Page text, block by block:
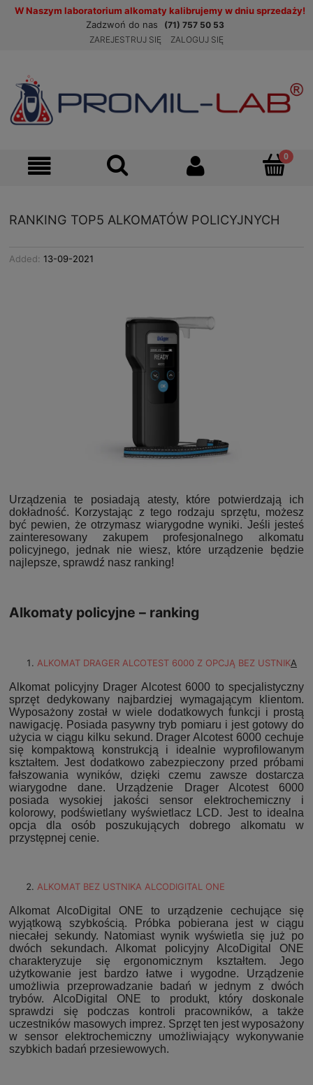
W Naszym laboratorium alkomaty kalibrujemy w dniu sprzedaży!
Zadzwoń do nas
(71) 757 50 53
ZAREJESTRUJ SIĘ
ZALOGUJ SIĘ
RANKING TOP5 ALKOMATÓW POLICYJNYCH
Added: 13-09-2021
Urządzenia te posiadają atesty, które potwierdzają ich
dokładność. Korzystając z tego rodzaju sprzętu, możesz
być pewien, że otrzymasz wiarygodne wyniki. Jeśli jesteś
zainteresowany zakupem profesjonalnego alkomatu
policyjnego, jednak nie wiesz, które urządzenie będzie
najlepsze, sprawdź nasz ranking!
Alkomaty policyjne – ranking
ALKOMAT DRAGER ALCOTEST 6000 Z OPCJĄ BEZ USTNIKA
Alkomat policyjny Drager Alcotest 6000 to specjalistyczny
sprzęt dedykowany najbardziej wymagającym klientom.
Wyposażony został w wiele dodatkowych funkcji i prostą
nawigację. Posiada pasywny tryb pomiaru i jest gotowy do
użycia w ciągu kilku sekund. Drager Alcotest 6000 cechuje
się kompaktową konstrukcją i idealnie wyprofilowanym
kształtem. Jest dodatkowo zabezpieczony przed próbami
fałszowania wyników, dzięki czemu zawsze dostarcza
wiarygodne dane. Urządzenie Drager Alcotest 6000
posiada wysokiej jakości sensor elektrochemiczny i
kolorowy, podświetlany wyświetlacz LCD. Jest to idealna
opcja dla osób poszukujących dobrego alkomatu w
przystępnej cenie.
ALKOMAT BEZ USTNIKA ALCODIGITAL ONE
Alkomat AlcoDigital ONE to urządzenie cechujące się
wyjątkową szybkością. Próbka pobierana jest w ciągu
niecałej sekundy. Natomiast wynik wyświetla się już po
dwóch sekundach. Alkomat policyjny AlcoDigital ONE
charakteryzuje się ergonomicznym kształtem. Jego
użytkowanie jest bardzo łatwe i wygodne. Urządzenie
umożliwia przeprowadzanie badań w jednym z dwóch
trybów. AlcoDigital ONE to produkt, który doskonale
sprawdzi się podczas kontroli pracowników, a także
uczestników masowych imprez. Sprzęt ten jest wyposażony
w sensor elektrochemiczny umożliwiający wykonywanie
szybkich badań przesiewowych.